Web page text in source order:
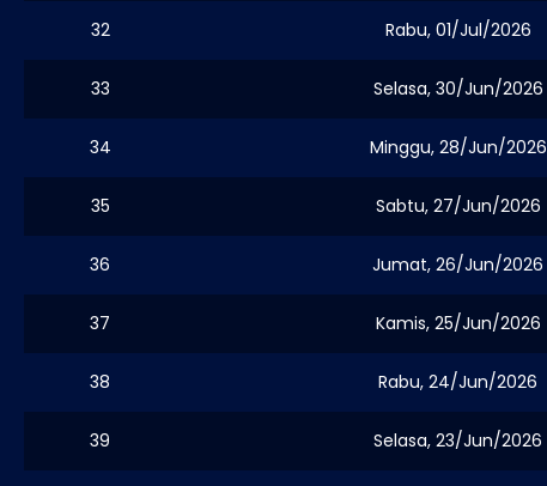
32 Rabu, 01/Jul/2026
33 Selasa, 30/Jun/2026
34 Minggu, 28/Jun/2026
35 Sabtu, 27/Jun/2026
36 Jumat, 26/Jun/2026
37 Kamis, 25/Jun/2026
38 Rabu, 24/Jun/2026
39 Selasa, 23/Jun/2026